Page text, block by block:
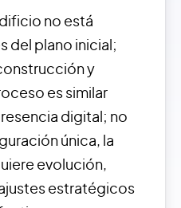
no está
del plano inicial;
y
es similar
digital; no
única, la
evolución,
estratégicos